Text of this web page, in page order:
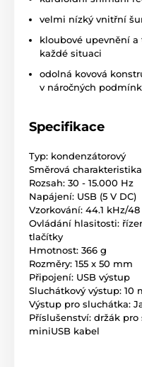
velmi nízký vnitřní
kloubové upevnění
každé situaci
odolná kovová
v náročných
Specifikace
Typ: kondenzátorový
Směrová
Rozsah: 30 - 15.000 Hz
Napájení: USB (5 V DC)
Vzorkování: 44.1 kHz/
Ovládání hlasitosti:
tlačítky
Hmotnost: 366 g
Rozměry: 155 x 50 mm
Připojení: USB výstup
Sluchátkový výstup: 10
Výstup pro sluchátka:
Příslušenství: držák pro
miniUSB kabel